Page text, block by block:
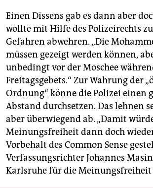
Einen Dissens gab es dann aber
wollte mit Hilfe des Polizeirechts
Gefahren abwehren. „Die
müssen gezeigt werden können,
unbedingt vor der Moschee
Freitagsgebets.“ Zur Wahrung der
Ordnung“ könne die Polizei einen
Abstand durchsetzen. Das lehnen
aber überwiegend ab. „Damit
Meinungsfreiheit dann doch
Vorbehalt des Common Sense
Verfassungsrichter Johannes
Karlsruhe für die Meinungsfreiheit